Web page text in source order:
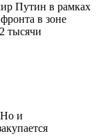
Путин в рамках
в зоне
тысячи
Но и